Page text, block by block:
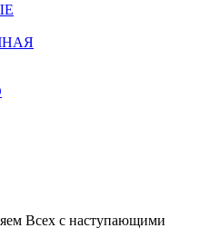
Всех с наступающими